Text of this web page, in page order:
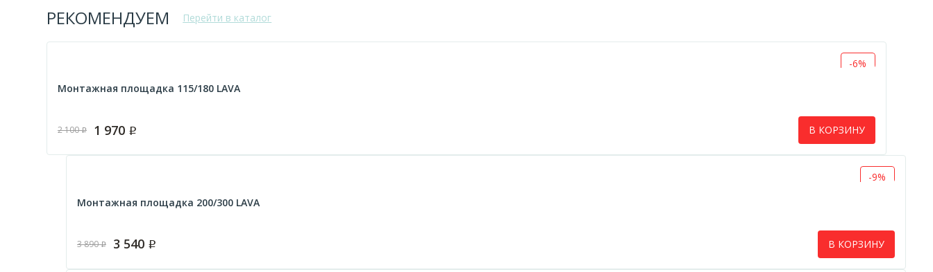
РЕКОМЕНДУЕМ Перейти в каталог
-6%
Монтажная площадка 115/180 LAVA
2 100Р 1 970 Р В КОРЗИНУ
-9%
Монтажная площадка 200/300 LAVA
3 890Р 3 540 Р В КОРЗИНУ